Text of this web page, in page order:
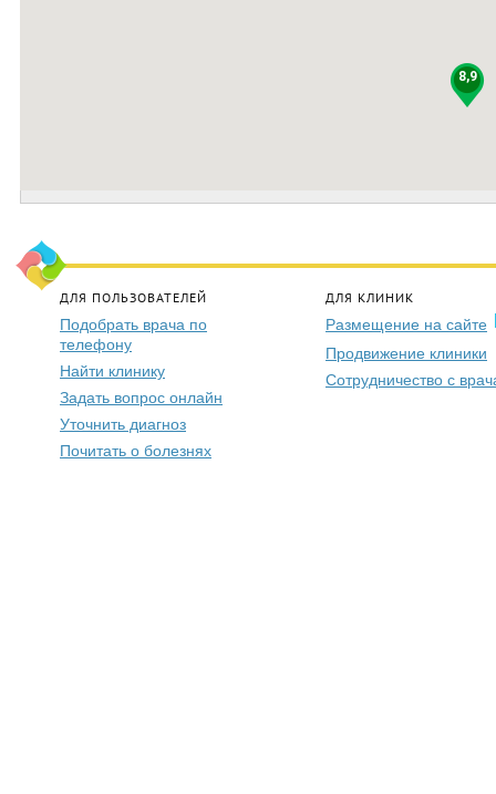
8,9
ДЛЯ ПОЛЬЗОВАТЕЛЕЙ
Подобрать врача по
телефону
Найти клинику
Задать вопрос онлайн
Уточнить диагноз
Почитать о болезнях
ДЛЯ КЛИНИК
Размещение на сайте
Продвижение клиники
Сотрудничество с